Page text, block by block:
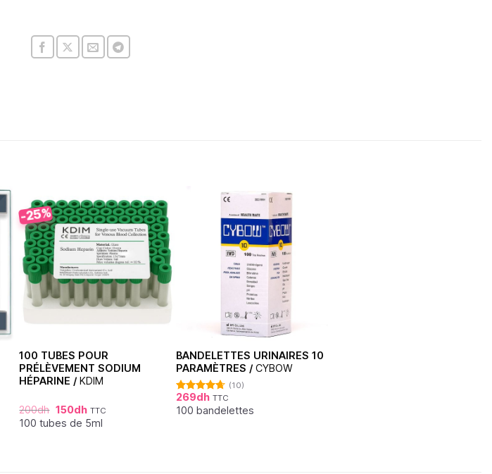
-25%
100 TUBES POUR
PRÉLÈVEMENT SODIUM
HÉPARINE /KDIM
200dh 150dh TTC
100 tubes de 5ml
BANDELETTES URINAIRES 10
PARAMÈTRES / CYBOW
Note4.70
sur 5
(10)
269dh TTC
100 bandelettes